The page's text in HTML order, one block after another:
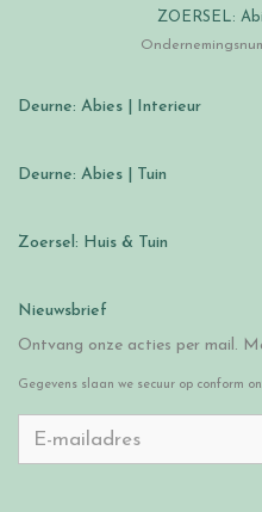
ZOERSEL:
Deurne: Abies | Interieur
Deurne: Abies | Tuin
Zoersel: Huis & Tuin
Nieuwsbrief
Ontvang onze acties per mail.
Gegevens slaan we secuur op conform